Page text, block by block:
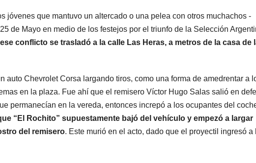
jóvenes que mantuvo un altercado o una pelea con otros muchachos -
de Mayo en medio de los festejos por el triunfo de la Selección
conflicto se trasladó a la calle Las Heras, a metros de la casa de
auto Chevrolet Corsa largando tiros, como una forma de amedrentar a
en la plaza. Fue ahí que el remisero Víctor Hugo Salas salió en
permanecían en la vereda, entonces increpó a los ocupantes del
“El Rochito” supuestamente bajó del vehículo y empezó a largar
del remisero. Este murió en el acto, dado que el proyectil ingresó a
Delincuente
abusó de una
anciana tras
ingresar en su
6 JUNIO, 2023
una
que
20